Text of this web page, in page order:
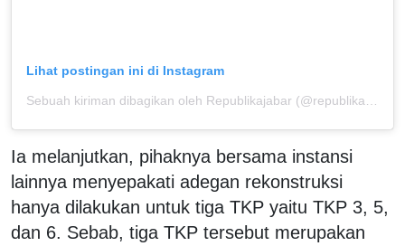
Lihat postingan ini di Instagram
Ia melanjutkan, pihaknya bersama instansi
lainnya menyepakati adegan rekonstruksi
hanya dilakukan untuk tiga TKP yaitu TKP 3, 5,
dan 6. Sebab, tiga TKP tersebut merupakan